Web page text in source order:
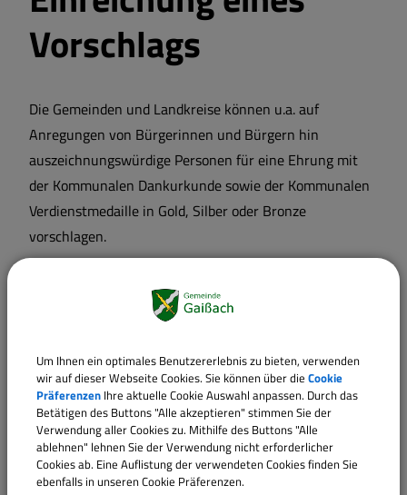
Vorschlags
Die Gemeinden und Landkreise können u.a. auf
Anregungen von Bürgerinnen und Bürgern hin
auszeichnungswürdige Personen für eine Ehrung mit
der Kommunalen Dankurkunde sowie der Kommunalen
Verdienstmedaille in Gold, Silber oder Bronze
vorschlagen.
Langbeschreibung
Voraussetzungen
Formulare
Rechtsgrundlagen
Um Ihnen ein optimales Benutzererlebnis zu bieten, verwenden
wir auf dieser Webseite Cookies. Sie können über die Cookie
Präferenzen Ihre aktuelle Cookie Auswahl anpassen. Durch das
Betätigen des Buttons "Alle akzeptieren" stimmen Sie der
Verwendung aller Cookies zu. Mithilfe des Buttons "Alle
ablehnen" lehnen Sie der Verwendung nicht erforderlicher
Cookies ab. Eine Auflistung der verwendeten Cookies finden Sie
ebenfalls in unseren Cookie Präferenzen.